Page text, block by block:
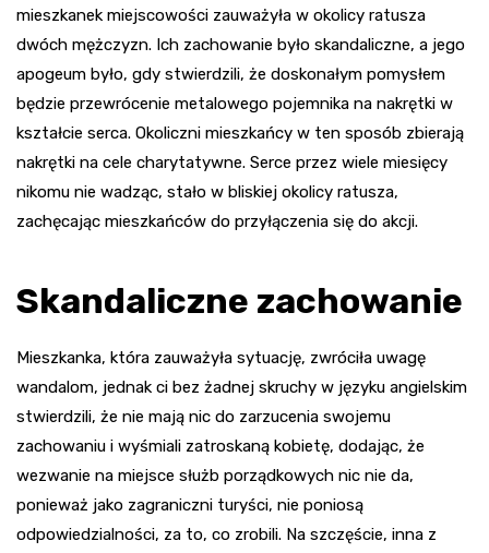
mieszkanek miejscowości zauważyła w okolicy ratusza
dwóch mężczyzn. Ich zachowanie było skandaliczne, a jego
apogeum było, gdy stwierdzili, że doskonałym pomysłem
będzie przewrócenie metalowego pojemnika na nakrętki w
kształcie serca. Okoliczni mieszkańcy w ten sposób zbierają
nakrętki na cele charytatywne. Serce przez wiele miesięcy
nikomu nie wadząc, stało w bliskiej okolicy ratusza,
zachęcając mieszkańców do przyłączenia się do akcji.
Skandaliczne zachowanie
Mieszkanka, która zauważyła sytuację, zwróciła uwagę
wandalom, jednak ci bez żadnej skruchy w języku angielskim
stwierdzili, że nie mają nic do zarzucenia swojemu
zachowaniu i wyśmiali zatroskaną kobietę, dodając, że
wezwanie na miejsce służb porządkowych nic nie da,
ponieważ jako zagraniczni turyści, nie poniosą
odpowiedzialności, za to, co zrobili. Na szczęście, inna z